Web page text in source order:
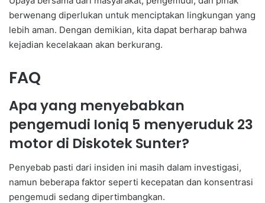
berwenang diperlukan untuk menciptakan lingkungan yang
lebih aman. Dengan demikian, kita dapat berharap bahwa
kejadian kecelakaan akan berkurang.
FAQ
Apa yang menyebabkan
pengemudi Ioniq 5 menyeruduk 23
motor di Diskotek Sunter?
Penyebab pasti dari insiden ini masih dalam investigasi,
namun beberapa faktor seperti kecepatan dan konsentrasi
pengemudi sedang dipertimbangkan.